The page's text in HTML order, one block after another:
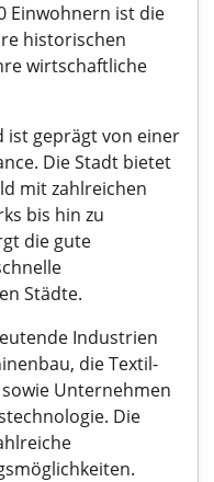
Einwohnern ist die
historischen
wirtschaftliche
ist geprägt von einer
Die Stadt bietet
mit zahlreichen
bis hin zu
die gute
Städte.
Industrien
die Textil-
Unternehmen
Die